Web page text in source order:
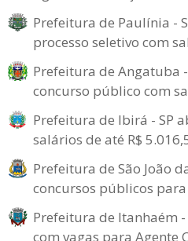
Prefeitura de Paulínia -
processo seletivo com
Prefeitura de Angatuba
concurso público com
Prefeitura de Ibirá - SP
salários de até R$
Prefeitura de São João
concursos públicos
Prefeitura de Itanhaém
com vagas para Agente